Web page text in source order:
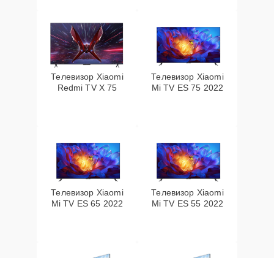
Телевизор Xiaomi
Redmi TV X 75
Телевизор Xiaomi
Mi TV ES 75 2022
Телевизор Xiaomi
Mi TV ES 65 2022
Телевизор Xiaomi
Mi TV ES 55 2022